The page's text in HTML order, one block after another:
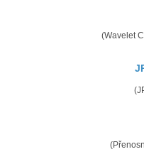
(Wavelet